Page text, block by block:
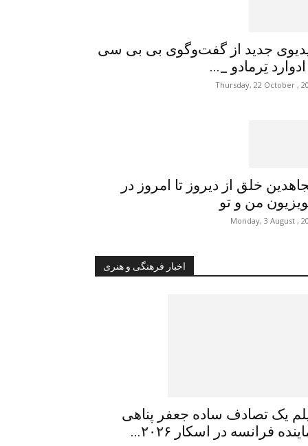
جدید از گفت‌وگوی بی بی سی
ادوارد تِرمادو _...
Thursday, 22 October ,
خلق از دیروز تا امروز در
من و تو
Monday, 3 August ,
اخبار فرهنگی و هنری
یک تصادف ساده جعفر پناهی
فرانسه در اسکار ۲۰۲۶...